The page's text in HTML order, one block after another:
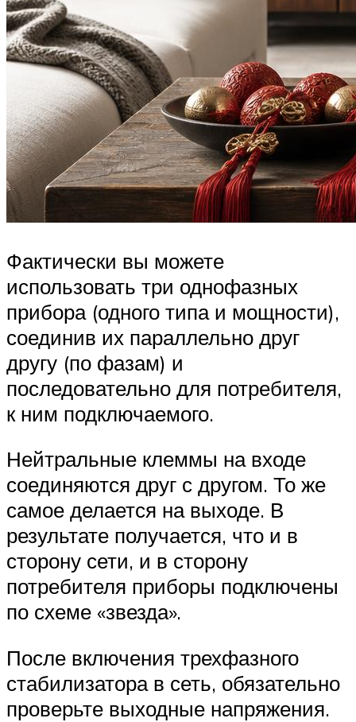
Фактически вы можете
использовать три однофазных
прибора (одного типа и мощности),
соединив их параллельно друг
другу (по фазам) и
последовательно для потребителя,
к ним подключаемого.
Нейтральные клеммы на входе
соединяются друг с другом. То же
самое делается на выходе. В
результате получается, что и в
сторону сети, и в сторону
потребителя приборы подключены
по схеме «звезда».
После включения трехфазного
стабилизатора в сеть, обязательно
проверьте выходные напряжения.